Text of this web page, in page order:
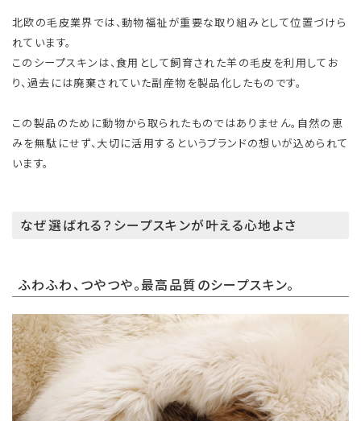
北欧の毛皮業界では、動物福祉が重要な取り組みとして位置づけら
れています。
このシープスキンは、食用として飼育された羊の毛皮を利用してお
り、過去には廃棄されていた副産物を製品化したものです。
この製品のために動物から取られたものではありません。自然の恵
みを無駄にせず、大切に活用するというブランドの想いが込められて
います。
なぜ選ばれる？シープスキンが叶える心地よさ
ふわふわ、つやつや。最高品質のシープスキン。